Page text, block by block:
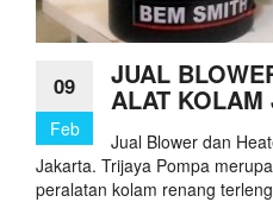
09
Feb
JUAL
ALAT KOLAM
Jual Blower dan
Jakarta. Trijaya Pompa
peralatan kolam renang